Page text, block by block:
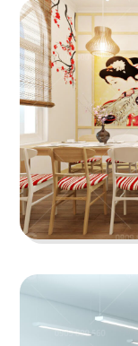
Thiết kế
đại lấy